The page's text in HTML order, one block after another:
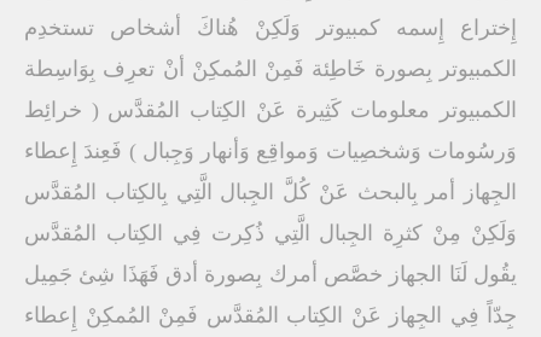
إِختراع إِسمه كمبيوتر وَلَكِنْ هُناكَ أشخاص تستخدِم
الكمبيوتر بِصورة خَاطِئة فَمِنْ المُمكِنْ أنْ تعرِف بِوَاسِطة
الكمبيوتر معلومات كَثِيرة عَنْ الكِتاب المُقدَّس ( خرائِط
وَرسُومات وَشخصِيات وَمواقِع وَأنهار وَجِبال ) فَعِندَ إِعطاء
الجِهاز أمر بِالبحث عَنْ كُلَّ الجِبال الَّتِي بِالكِتاب المُقدَّس
وَلَكِنْ مِنْ كثرِة الجِبال الَّتِي ذُكِرت فِي الكِتاب المُقدَّس
يقُول لَنَا الجهاز خصَّص أمرك بِصورة أدق فَهَذَا شِئ جَمِيل
جِدّاً فِي الجِهاز عَنْ الكِتاب المُقدَّس فَمِنْ المُمكِنْ إِعطاء